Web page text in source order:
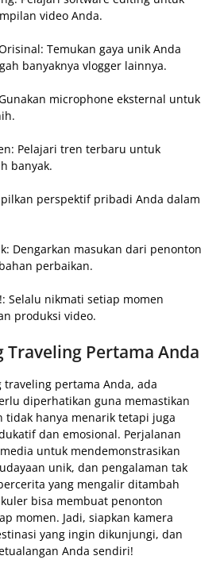
video Anda.
Temukan gaya unik Anda
banyaknya vlogger lainnya.
microphone eksternal untuk
Pelajari tren terbaru untuk
banyak.
perspektif pribadi Anda dalam
Dengarkan masukan dari penonton
perbaikan.
Selalu nikmati setiap momen
produksi video.
Traveling Pertama Anda
traveling pertama Anda, ada
diperhatikan guna memastikan
tidak hanya menarik tetapi juga
dan emosional. Perjalanan
untuk mendemonstrasikan
unik, dan pengalaman tak
yang mengalir ditambah
bisa membuat penonton
momen. Jadi, siapkan kamera
yang ingin dikunjungi, dan
Anda sendiri!